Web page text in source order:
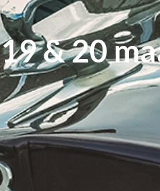
19 & 20